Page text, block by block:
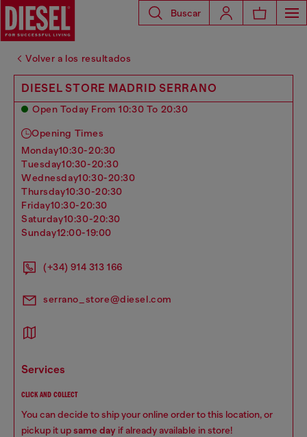
Buscar
Volver a los resultados
DIESEL STORE MADRID SERRANO
Open Today From 10:30 To 20:30
Opening Times
monday10:30-20:30
tuesday10:30-20:30
wednesday10:30-20:30
thursday10:30-20:30
friday10:30-20:30
saturday10:30-20:30
sunday12:00-19:00
(+34) 914 313 166
serrano_store@diesel.com
services
CLICK AND COLLECT
You can decide to ship your online order to this location, or
pickup it upsame day if already available in store!